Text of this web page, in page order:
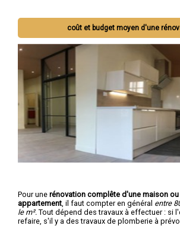
coût et budget moyen d'une
Pour une rénovation complête d'une maison
appartement , il faut compter en général entre
le m². Tout dépend des travaux à effectuer : si
refaire, s'il y a des travaux de plomberie à